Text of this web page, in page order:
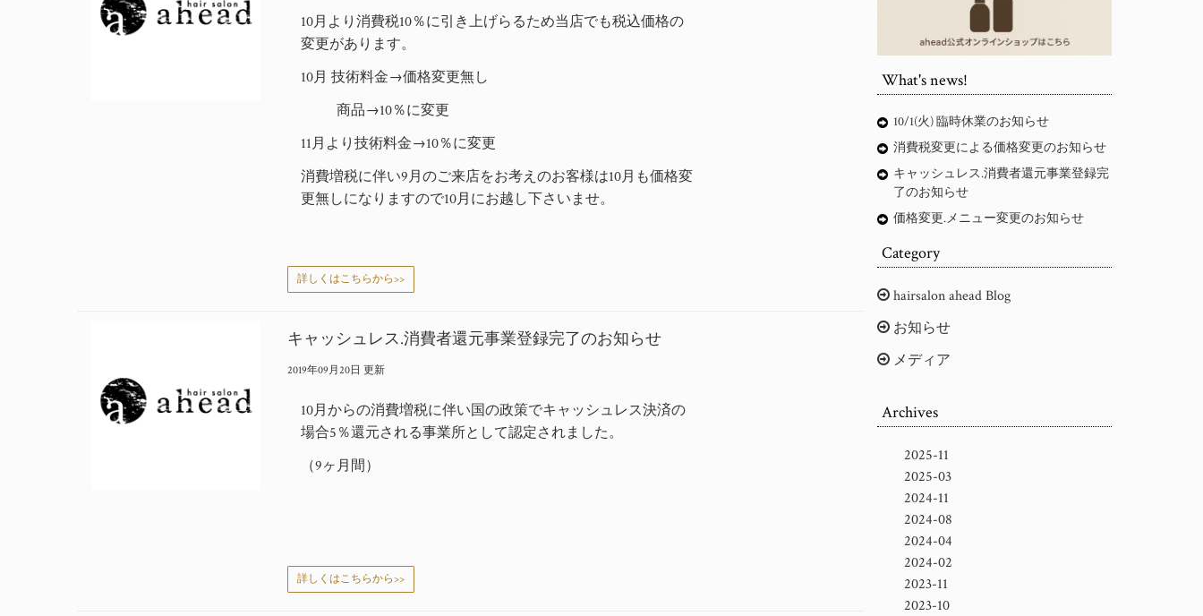
10月より消費税10％に引き上げらるため当店でも税込価格の
変更があります。
10月 技術料金→価格変更無し
商品→10％に変更
11月より技術料金→10％に変更
消費増税に伴い9月のご来店をお考えのお客様は10月も価格変
更無しになりますので10月にお越し下さいませ。
詳しくはこちらから>>
キャッシュレス.消費者還元事業登録完了のお知らせ
2019年09月20日 更新
10月からの消費増税に伴い国の政策でキャッシュレス決済の
場合5％還元される事業所として認定されました。
（9ヶ月間）
詳しくはこちらから>>
What's news!
10/1(火) 臨時休業のお知らせ
消費税変更による価格変更のお知らせ
キャッシュレス.消費者還元事業登録完
了のお知らせ
価格変更.メニュー変更のお知らせ
Category
hairsalon ahead Blog
お知らせ
メディア
Archives
2025-11
2025-03
2024-11
2024-08
2024-04
2024-02
2023-11
2023-10